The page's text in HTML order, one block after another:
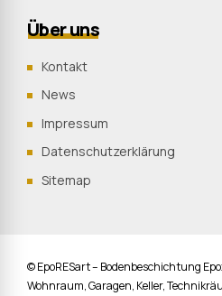
Über uns
Kontakt
News
Impressum
Datenschutzerklärung
Sitemap
© EpoRESart – Bodenbeschichtung
Wohnraum, Garagen, Keller,